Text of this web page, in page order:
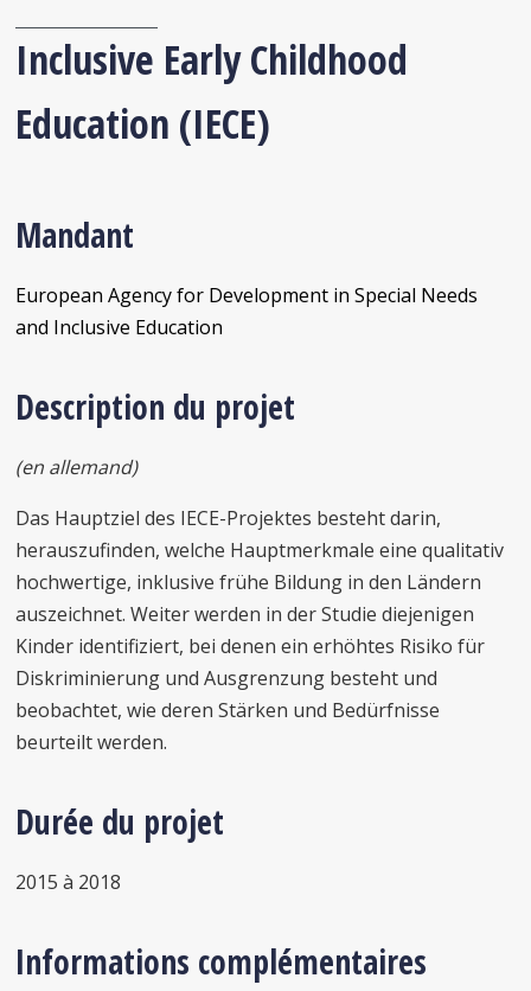
Inclusive Early Childhood
Education (IECE)
Mandant
European Agency for Development in Special Needs
and Inclusive Education
Description du projet
(en allemand)
Das Hauptziel des IECE-Projektes besteht darin,
herauszufinden, welche Hauptmerkmale eine qualitativ
hochwertige, inklusive frühe Bildung in den Ländern
auszeichnet. Weiter werden in der Studie diejenigen
Kinder identifiziert, bei denen ein erhöhtes Risiko für
Diskriminierung und Ausgrenzung besteht und
beobachtet, wie deren Stärken und Bedürfnisse
beurteilt werden.
Durée du projet
2015 à 2018
Informations complémentaires